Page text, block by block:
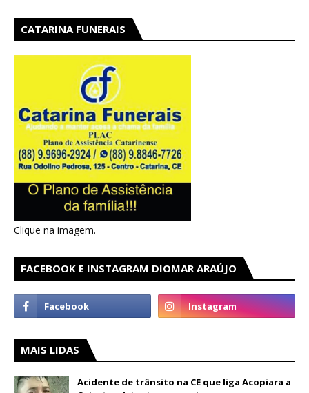
CATARINA FUNERAIS
Clique na imagem.
FACEBOOK E INSTAGRAM DIOMAR ARAÚJO
MAIS LIDAS
Acidente de trânsito na CE que liga Acopiara a